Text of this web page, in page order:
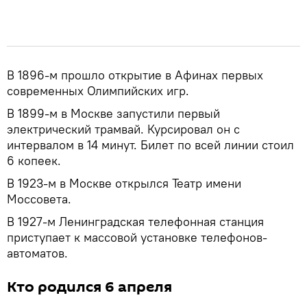
В 1896-м прошло открытие в Афинах первых
современных Олимпийских игр.
В 1899-м в Москве запустили первый
электрический трамвай. Курсировал он с
интервалом в 14 минут. Билет по всей линии стоил
6 копеек.
В 1923-м в Москве открылся Театр имени
Моссовета.
В 1927-м Ленинградская телефонная станция
приступает к массовой установке телефонов-
автоматов.
Кто родился 6 апреля